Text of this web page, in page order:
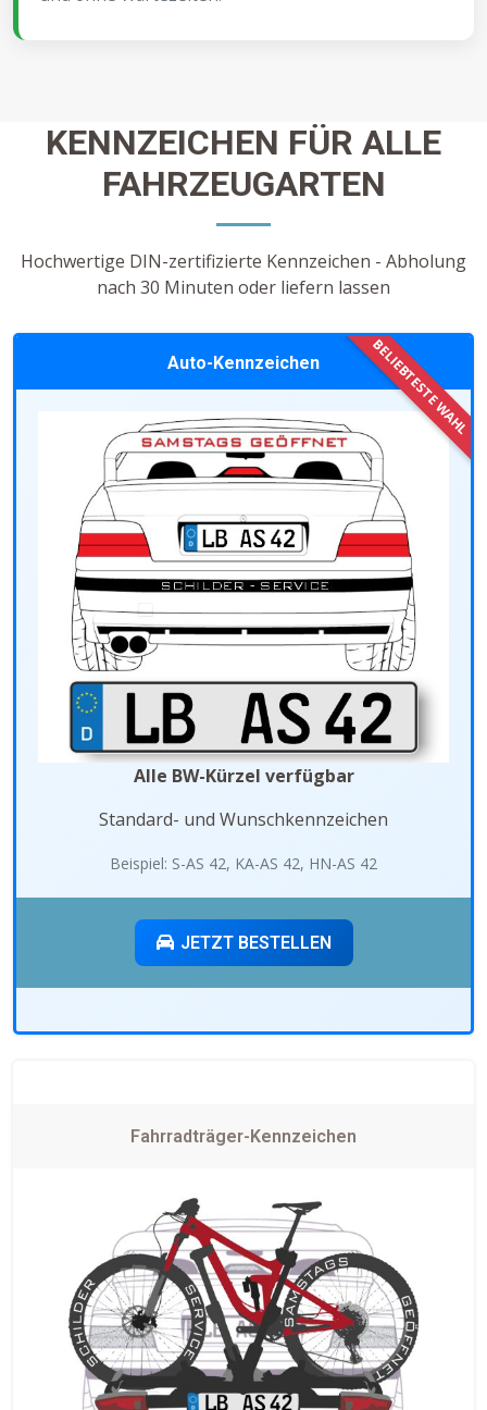
KENNZEICHEN FÜR ALLE
FAHRZEUGARTEN
Hochwertige DIN-zertifizierte Kennzeichen - Abholung
nach 30 Minuten oder liefern lassen
Auto-Kennzeichen
Alle BW-Kürzel verfügbar
Standard- und Wunschkennzeichen
Beispiel: S-AS 42, KA-AS 42, HN-AS 42
JETZT BESTELLEN
Fahrradträger-Kennzeichen